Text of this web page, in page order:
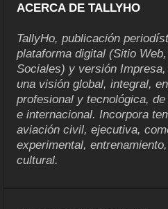
ACERCA DE TALLYHO
TallyHo, publicación
plataforma digital (Sitio
Sociales) y versión
una visión global, integral,
profesional y tecnológica,
e internacional. Incorpora
aviación civil, ejecutiva,
experimental,
cultural.